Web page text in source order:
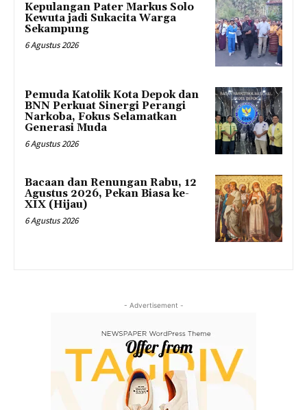
Kepulangan Pater Markus Solo
Kewuta jadi Sukacita Warga
Sekampung
6 Agustus 2026
Pemuda Katolik Kota Depok dan
BNN Perkuat Sinergi Perangi
Narkoba, Fokus Selamatkan
Generasi Muda
6 Agustus 2026
Bacaan dan Renungan Rabu, 12
Agustus 2026, Pekan Biasa ke-
XIX (Hijau)
6 Agustus 2026
- Advertisement -